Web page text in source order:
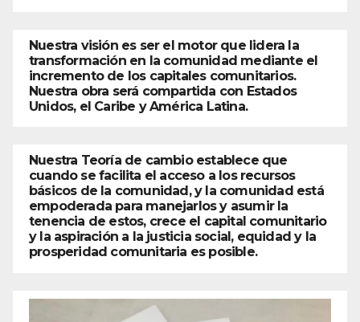
Nuestra visión es ser el motor que lidera la
transformación en la comunidad mediante el
incremento de los capitales comunitarios.
Nuestra obra será compartida con Estados
Unidos, el Caribe y América Latina.
Nuestra Teoría de cambio establece que
cuando se facilita el acceso a los recursos
básicos de la comunidad, y la comunidad está
empoderada para manejarlos y asumir la
tenencia de estos, crece el capital comunitario
y la aspiración a la justicia social, equidad y la
prosperidad comunitaria es posible.